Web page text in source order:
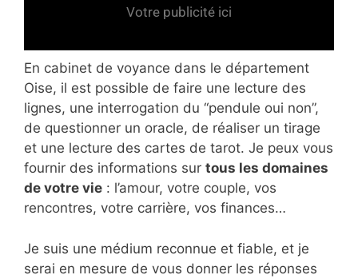
Votre publicité ici
En cabinet de voyance dans le département
Oise, il est possible de faire une lecture des
lignes, une interrogation du “pendule oui non”,
de questionner un oracle, de réaliser un tirage
et une lecture des cartes de tarot. Je peux vous
fournir des informations sur tous les domaines
de votre vie : l’amour, votre couple, vos
rencontres, votre carrière, vos finances…
Je suis une médium reconnue et fiable, et je
serai en mesure de vous donner les réponses